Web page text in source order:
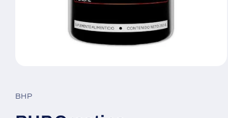
1
en
ventana
BHP